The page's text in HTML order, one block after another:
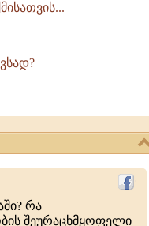
რა
შეურაცხმყოფელი